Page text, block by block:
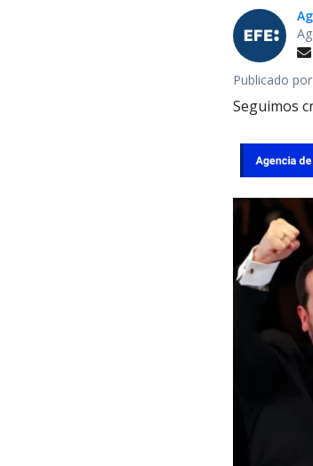
Publicado por
Seguimos